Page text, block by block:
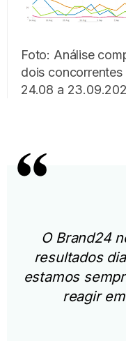
Foto: Análise
dois
24.08 a
O Brand24
resultados
estamos
reagir